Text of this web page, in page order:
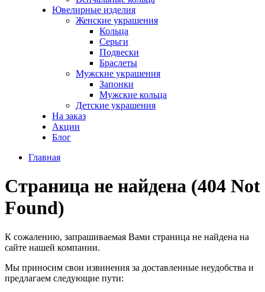
Ювелирные изделия
Женские украшения
Кольца
Серьги
Подвески
Браслеты
Мужские украшения
Запонки
Мужские кольца
Детские украшения
На заказ
Акции
Блог
Главная
Страница не найдена (404 Not
Found)
К сожалению, запрашиваемая Вами страница не найдена на
сайте нашей компании.
Мы приносим свои извинения за доставленные неудобства и
предлагаем следующие пути: